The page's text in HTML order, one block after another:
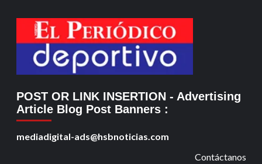
POST OR LINK INSERTION - Advertising
Article Blog Post Banners :
mediadigital-ads@hsbnoticias.com
Contáctanos